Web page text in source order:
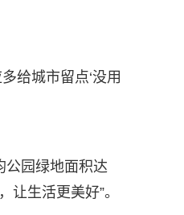
给城市留点‘没用
公园绿地面积达
生活更美好”。